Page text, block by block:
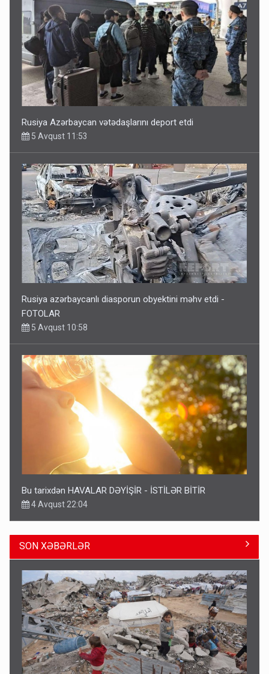
Rusiya Azərbaycan vətədaşlarını deport etdi
5 Avqust 11:53
Rusiya azərbaycanlı diasporun obyektini məhv etdi -
FOTOLAR
5 Avqust 10:58
Bu tarixdən HAVALAR DƏYİŞİR - İSTİLƏR BİTİR
4 Avqust 22:04
ŞOK! David Seliverstov ölkədən qaçdı
SON XƏBƏRLƏR